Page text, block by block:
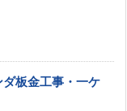
板金工事・一ケ